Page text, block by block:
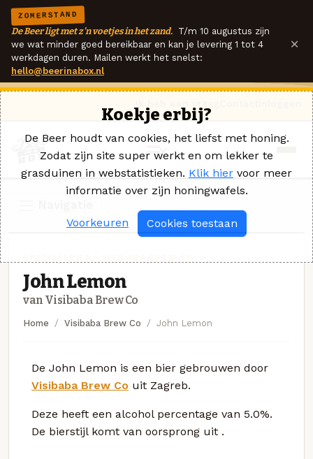
ZOMERSTAND
De Beer ligt met z'n voetjes in het zand. T/m 10 augustus zijn
we wat minder goed bereikbaar en kan je levering 1 tot 4
werkdagen duren. Mailen werkt het snelst:
hello@beerinabox.nl
×
John Lemon
van Visibaba Brew Co
Home Visibaba Brew Co John Lemon
De John Lemon is een bier gebrouwen door
Visibaba Brew Co uit Zagreb.
Deze heeft een alcohol percentage van 5.0%.
De bierstijl komt van oorsprong uit .
Koekje erbij?
De Beer houdt van cookies, het liefst met honing.
Zodat zijn site super werkt en om lekker te
grasduinen in webstatistieken. Klik hier voor meer
informatie over zijn honingwafels.
Voorkeuren Cookies toestaan